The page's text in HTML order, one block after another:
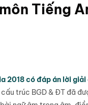
Tiếng
2018 có đáp án lời
trúc BGD & ĐT đã